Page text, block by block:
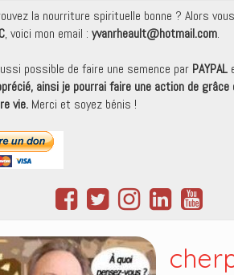
la nourriture spirituelle bonne ? Alors
, voici mon email : yvanrheault@hotmail.com.
possible de faire une semence par PAYPAL
ainsi je pourrai faire une action de
vie. Merci et soyez bénis !